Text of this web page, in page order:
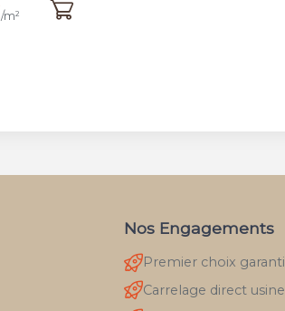
/m²
Nos Engagements
Premier choix garanti
Carrelage direct usine